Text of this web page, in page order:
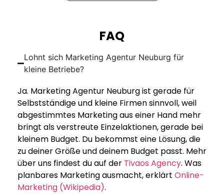
FAQ
Lohnt sich Marketing Agentur Neuburg für
kleine Betriebe?
Ja. Marketing Agentur Neuburg ist gerade für
Selbstständige und kleine Firmen sinnvoll, weil
abgestimmtes Marketing aus einer Hand mehr
bringt als verstreute Einzelaktionen, gerade bei
kleinem Budget. Du bekommst eine Lösung, die
zu deiner Größe und deinem Budget passt. Mehr
über uns findest du auf der Tivaos Agency. Was
planbares Marketing ausmacht, erklärt Online-
Marketing (Wikipedia).